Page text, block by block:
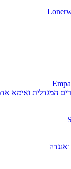
המגדלית ואימא